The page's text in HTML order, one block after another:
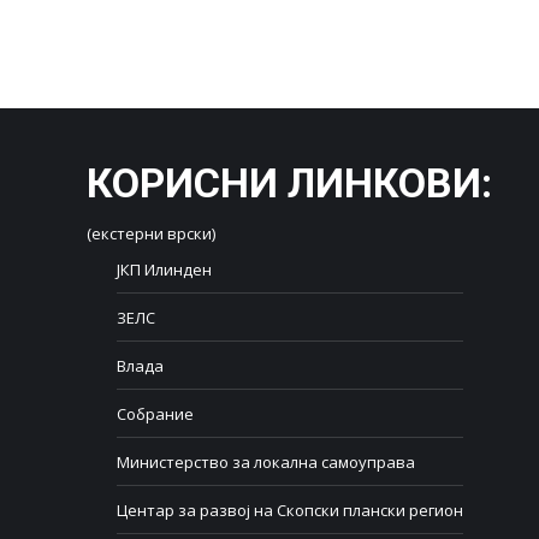
КОРИСНИ ЛИНКОВИ:
(екстерни врски)
ЈКП Илинден
ЗЕЛС
Влада
Собрание
Министерство за локална самоуправа
Центар за развој на Скопски плански регион